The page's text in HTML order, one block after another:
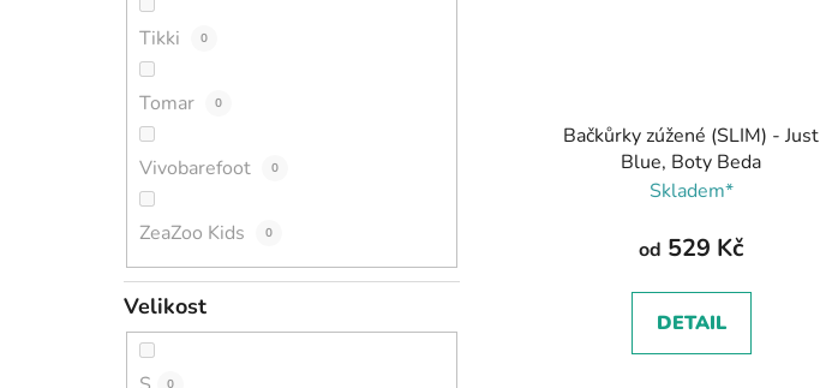
Tikki 0
Tomar 0
Vivobarefoot 0
ZeaZoo Kids 0
Velikost
0
Bačkůrky zúžené (SLIM) - Just
Blue, Boty Beda
Skladem*
od 529 Kč
DETAIL